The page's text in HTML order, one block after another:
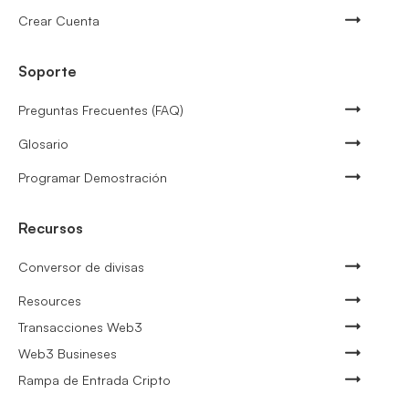
Crear Cuenta
Soporte
Preguntas Frecuentes (FAQ)
Glosario
Programar Demostración
Recursos
Conversor de divisas
Resources
Transacciones Web3
Web3 Busineses
Rampa de Entrada Cripto